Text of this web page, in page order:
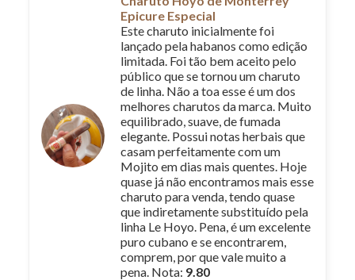
Epicure Especial
Este charuto inicialmente foi
lançado pela habanos como edição
limitada. Foi tão bem aceito pelo
público que se tornou um charuto
de linha. Não a toa esse é um dos
melhores charutos da marca. Muito
equilibrado, suave, de fumada
elegante. Possui notas herbais que
casam perfeitamente com um
Mojito em dias mais quentes. Hoje
quase já não encontramos mais esse
charuto para venda, tendo quase
que indiretamente substituído pela
linha Le Hoyo. Pena, é um excelente
puro cubano e se encontrarem,
comprem, por que vale muito a
pena. Nota: 9.80